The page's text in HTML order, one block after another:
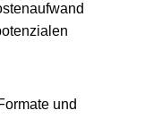
und